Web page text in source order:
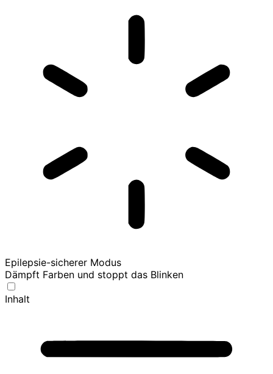
Epilepsie-sicherer Modus
Dämpft Farben und stoppt das Blinken
Inhalt